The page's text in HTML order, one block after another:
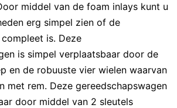
middel van de foam inlays kunt u
erg simpel zien of de
is. Deze
is simpel verplaatsbaar door de
en de robuuste vier wielen waarvan
met rem. Deze gereedschapswagen
door middel van 2 sleutels